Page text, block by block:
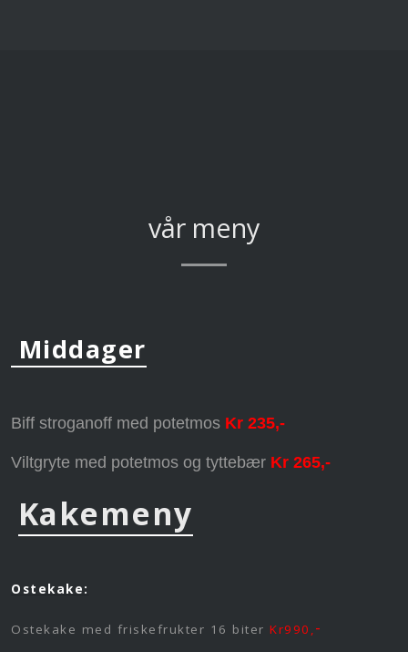
vår meny
Middager
Biff stroganoff med potetmos Kr 235,-
Viltgryte med potetmos og tyttebær Kr 265,-
Kakemeny
Ostekake:
Ostekake med friskefrukter 16 biter Kr990,-